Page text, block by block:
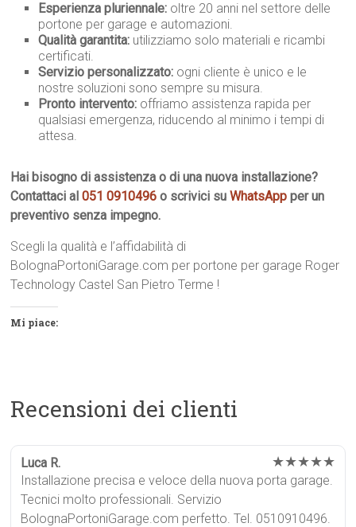
Esperienza pluriennale: oltre 20 anni nel settore delle
portone per garage e automazioni.
Qualità garantita: utilizziamo solo materiali e ricambi
certificati.
Servizio personalizzato: ogni cliente è unico e le
nostre soluzioni sono sempre su misura.
Pronto intervento: offriamo assistenza rapida per
qualsiasi emergenza, riducendo al minimo i tempi di
attesa.
Hai bisogno di assistenza o di una nuova installazione?
Contattaci al051 0910496 o scrivici suWhatsApp per un
preventivo senza impegno.
Scegli la qualità e l’affidabilità di
BolognaPortoniGarage.com per portone per garage Roger
Technology Castel San Pietro Terme !
Mi piace:
Recensioni dei clienti
Luca R. ★★★★★
Installazione precisa e veloce della nuova porta garage.
Tecnici molto professionali. Servizio
BolognaPortoniGarage.com perfetto. Tel. 0510910496.